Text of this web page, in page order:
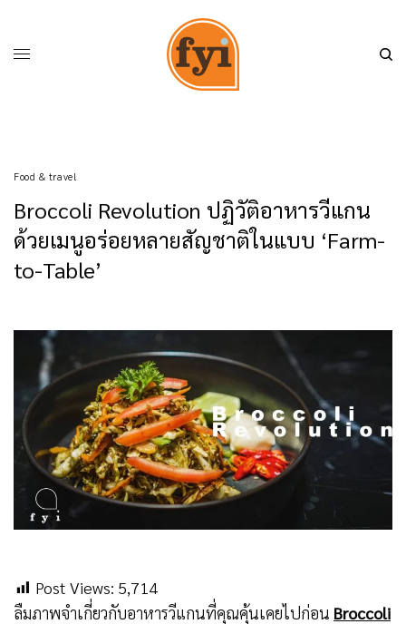
Food & travel
Broccoli Revolution ปฏิวัติอาหารวีแกน
ด้วยเมนูอร่อยหลายสัญชาติในแบบ ‘Farm-
to-Table’
Post Views: 5,714
ลืมภาพจำเกี่ยวกับอาหารวีแกนที่คุณคุ้นเคยไปก่อน Broccoli